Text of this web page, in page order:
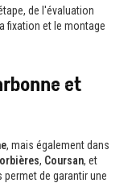
de l'évaluation
fixation et le montage
et
, mais également dans
, Coursan, et
permet de garantir une